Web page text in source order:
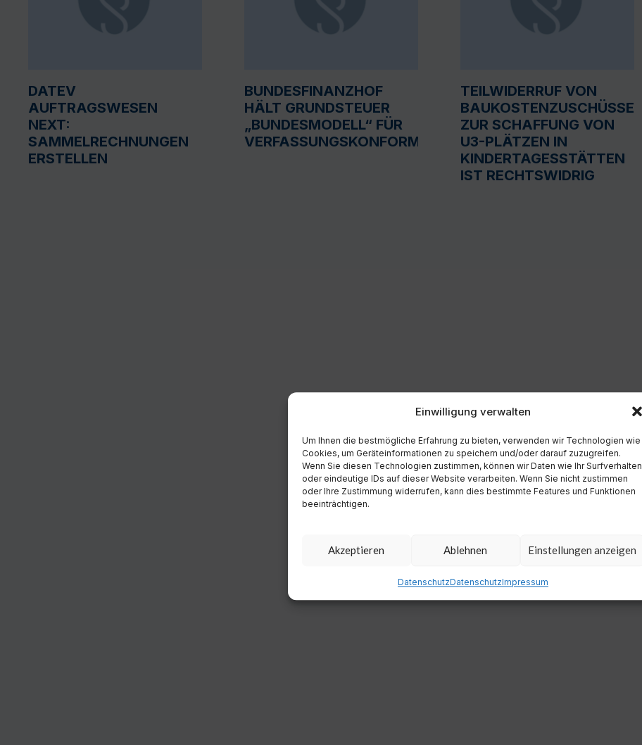
Einwilligung verwalten
Um Ihnen die bestmögliche Erfahrung zu bieten, verwenden wir Technologien wie
Cookies, um Geräteinformationen zu speichern und/oder darauf zuzugreifen.
Wenn Sie diesen Technologien zustimmen, können wir Daten wie Ihr Surfverhalten
oder eindeutige IDs auf dieser Website verarbeiten. Wenn Sie nicht zustimmen
oder Ihre Zustimmung widerrufen, kann dies bestimmte Features und Funktionen
beeinträchtigen.
Akzeptieren Ablehnen Einstellungen anzeigen
DatenschutzDatenschutzImpressum
DATEV
AUFTRAGSWESEN
NEXT:
SAMMELRECHNUNGEN
ERSTELLEN
BUNDESFINANZHOF
HÄLT GRUNDSTEUER
„BUNDESMODELL“ FÜR
VERFASSUNGSKONFORM
TEILWIDERRUF VON
BAUKOSTENZUSCHÜSSEN
ZUR SCHAFFUNG VON
U3-PLÄTZEN IN
KINDERTAGESSTÄTTEN
IST RECHTSWIDRIG